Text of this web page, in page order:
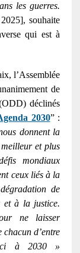
les guerres.
souhaite
qui est à
l’Assemblée
de
déclinés
2030” :
donnent la
et plus
mondiaux
ceux liés à la
de
et à la justice.
ne laisser
chacun d’entre
à 2030 »